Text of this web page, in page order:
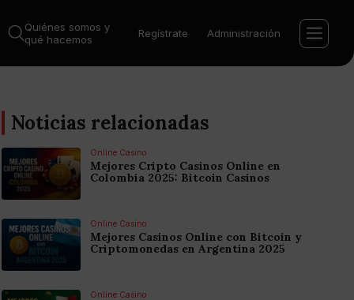
Quiénes somos y
qué hacemos
Regístrate Administración
Noticias relacionadas
Online Casino
Mejores Cripto Casinos Online en
Colombia 2025: Bitcoin Casinos
Online Casino
Mejores Casinos Online con Bitcoin y
Criptomonedas en Argentina 2025
Online Casino